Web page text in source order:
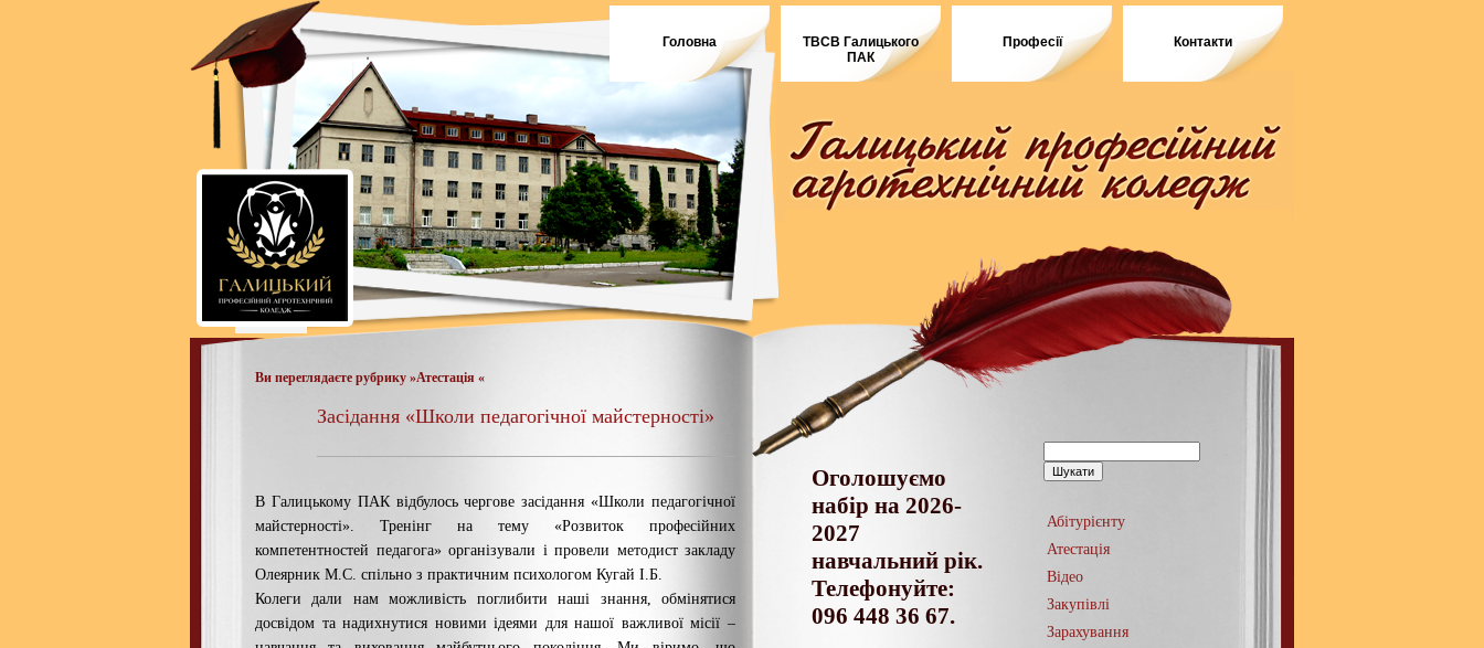
Головна
ТВСВ Галицького
ПАК
Професії Контакти
Ви переглядаєте рубрику »Атестація «
Засідання «Школи педагогічної майстерності»
В Галицькому ПАК відбулось чергове засідання «Школи педагогічної
майстерності». Тренінг на тему «Розвиток професійних
компетентностей педагога» організували і провели методист закладу
Олеярник М.С. спільно з практичним психологом Кугай І.Б.
Колеги дали нам можливість поглибити наші знання, обмінятися
досвідом та надихнутися новими ідеями для нашої важливої місії –
Оголошуємо
набір на 2026-
2027
навчальний рік.
Телефонуйте:
096 448 36 67.
Абітурієнту
Атестація
Відео
Закупівлі
Зарахування